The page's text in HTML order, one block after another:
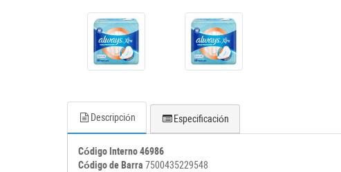
Descripción Especificación
Código Interno 46986
Código de Barra 7500435229548